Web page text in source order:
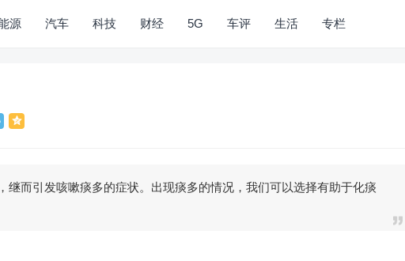
源 汽车 科技 财经 5G 车评 生活 专栏
继而引发咳嗽痰多的症状。出现痰多的情况，我们可以选择有助于化痰